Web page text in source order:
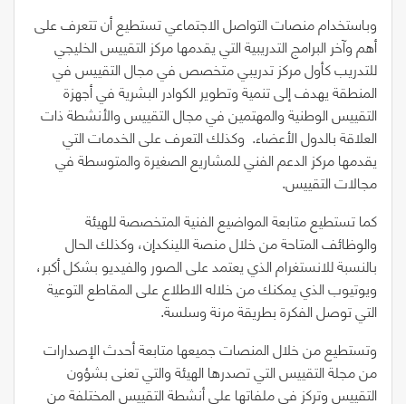
وباستخدام منصات التواصل الاجتماعي تستطيع أن تتعرف على
أهم وآخر البرامج التدريبية التي يقدمها مركز التقييس الخليجي
للتدريب كأول مركز تدريبي متخصص في مجال التقييس في
المنطقة يهدف إلى تنمية وتطوير الكوادر البشرية في أجهزة
التقييس الوطنية والمهتمين في مجال التقييس والأنشطة ذات
العلاقة بالدول الأعضاء. وكذلك التعرف على الخدمات التي
يقدمها مركز الدعم الفني للمشاريع الصغيرة والمتوسطة في
مجالات التقييس.
كما تستطيع متابعة المواضيع الفنية المتخصصة للهيئة
والوظائف المتاحة من خلال منصة اللينكدإن، وكذلك الحال
بالنسبة للانستغرام الذي يعتمد على الصور والفيديو بشكل أكبر،
ويوتيوب الذي يمكنك من خلاله الاطلاع على المقاطع التوعية
التي توصل الفكرة بطريقة مرنة وسلسة.
وتستطيع من خلال المنصات جميعها متابعة أحدث الإصدارات
من مجلة التقييس التي تصدرها الهيئة والتي تعنى بشؤون
التقييس وتركز في ملفاتها على أنشطة التقييس المختلفة من